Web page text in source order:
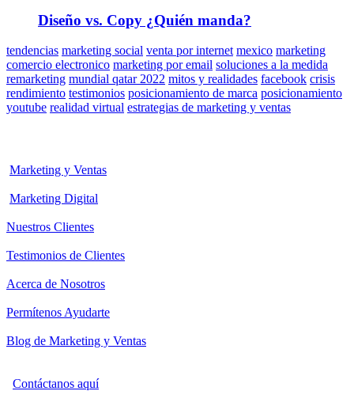
Diseño vs. Copy ¿Quién manda?
tendencias marketing social venta por internet mexico marketing
comercio electronico marketing por email soluciones a la medida
remarketing mundial qatar 2022 mitos y realidades facebook crisis
rendimiento testimonios posicionamiento de marca posicionamiento
youtube realidad virtual estrategias de marketing y ventas
Marketing y Ventas
Marketing Digital
Nuestros Clientes
Testimonios de Clientes
Acerca de Nosotros
Permítenos Ayudarte
Blog de Marketing y Ventas
Contáctanos aquí